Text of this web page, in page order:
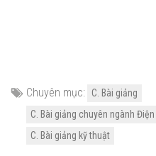
Chuyên mục:
C. Bài giảng
C. Bài giảng chuyên ngành
C. Bài giảng kỹ thuật